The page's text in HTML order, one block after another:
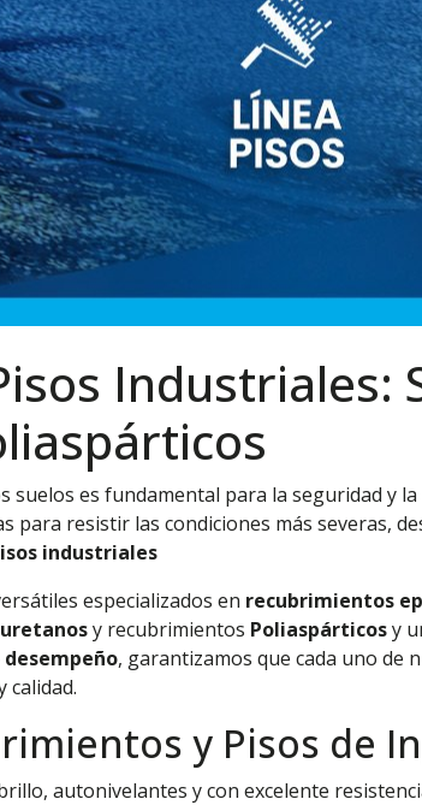
Industriales:
suelos es fundamental para la seguridad y
para resistir las condiciones más severas,
industriales
especializados en recubrimientos
y recubrimientos Poliaspárticosy
, garantizamos que cada uno de
calidad.
y Pisos de
autonivelantes y con excelente